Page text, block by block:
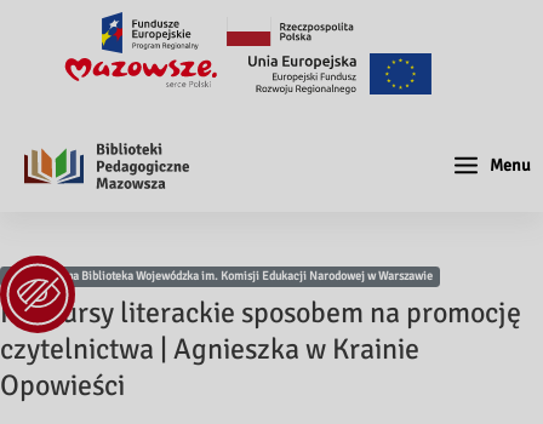
Menu
Pedagogiczna Biblioteka Wojewódzka im. Komisji Edukacji Narodowej w Warszawie
Konkursy literackie sposobem na promocję
czytelnictwa | Agnieszka w Krainie
Opowieści